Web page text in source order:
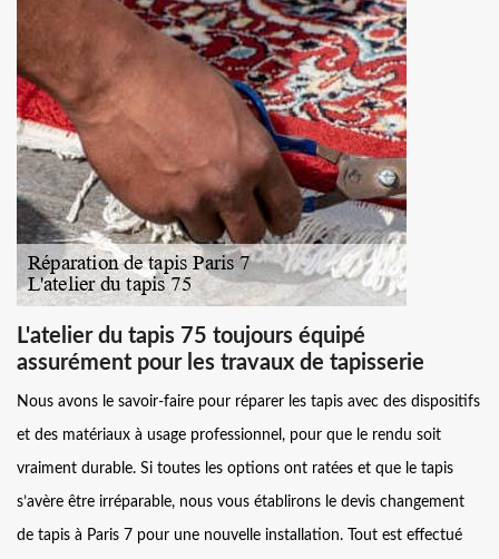
L'atelier du tapis 75 toujours équipé
assurément pour les travaux de tapisserie
Nous avons le savoir-faire pour réparer les tapis avec des dispositifs
et des matériaux à usage professionnel, pour que le rendu soit
vraiment durable. Si toutes les options ont ratées et que le tapis
s’avère être irréparable, nous vous établirons le devis changement
de tapis à Paris 7 pour une nouvelle installation. Tout est effectué